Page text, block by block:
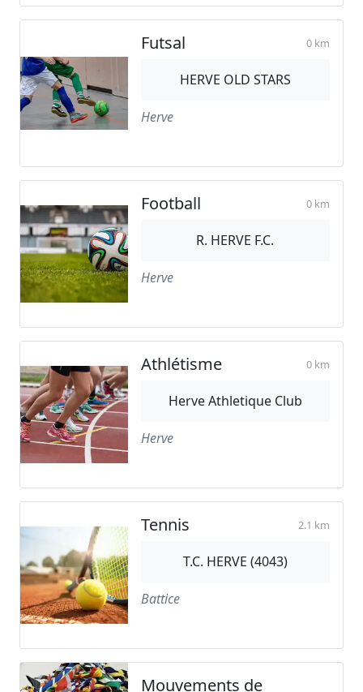
Futsal 0 km
HERVE OLD STARS
Herve
Football 0 km
R. HERVE F.C.
Herve
Athlétisme 0 km
Herve Athletique Club
Herve
Tennis 2.1 km
T.C. HERVE (4043)
Battice
Mouvements de